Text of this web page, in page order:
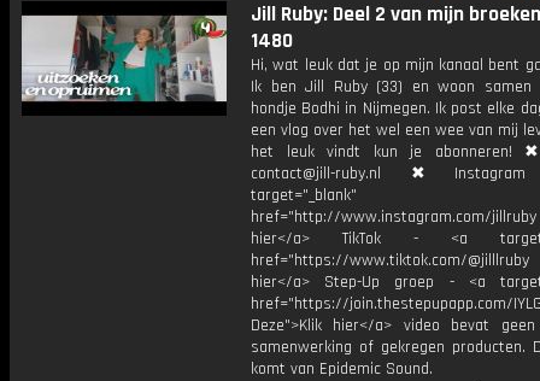
Jill Ruby: Deel 2 van mijn
1480
Hi, wat leuk dat je op mijn kanaal bent
Ik ben Jill Ruby (33) en woon
hondje Bodhi in Nijmegen. Ik post elke
een vlog over het wel een wee van mij
het leuk vindt kun je abonneren!
contact@jill-ruby.nl ✖
target="_blank"
href="http://www.instagram.com/
hier</a> TikTok - <a
href="https://www.tiktok.com/
hier</a> Step-Up groep - <a
href="https://join.thestepupapp.com/
Deze">Klik hier</a> video bevat
samenwerking of gekregen producten.
komt van Epidemic Sound.